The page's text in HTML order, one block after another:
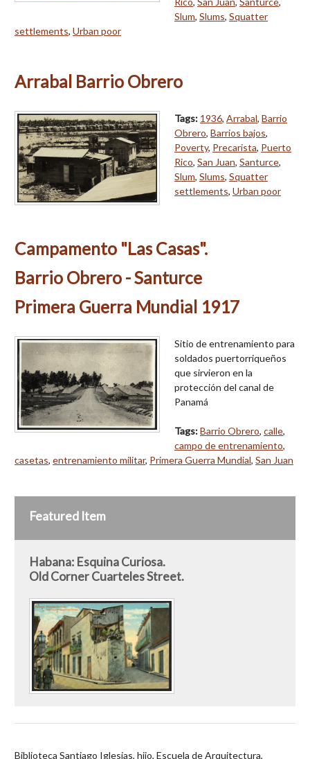
Slum, Slums, Squatter
settlements, Urban poor
Arrabal Barrio Obrero
Tags: 1936, Arrabal, Barrio
Obrero, Barrios bajos,
Poverty, Precarista, Puerto
Rico, San Juan, Santurce,
Slum, Slums, Squatter
settlements, Urban poor
Campamento "Las Casas".
Barrio Obrero - Santurce
Primera Guerra Mundial 1917
Sitio de entrenamiento para
soldados puertorriqueños
que sirvieron en la
protección del canal de
Panamá
Tags:Barrio Obrero, calle,
campo de entrenamiento,
casetas, entrenamiento militar, Primera Guerra Mundial, San Juan
Featured Item
Habana: Esquina Curiosa.
Old Corner Cuarteles Street.
Biblioteca Santiago Iglesias, hijo, Escuela de Arquitectura,